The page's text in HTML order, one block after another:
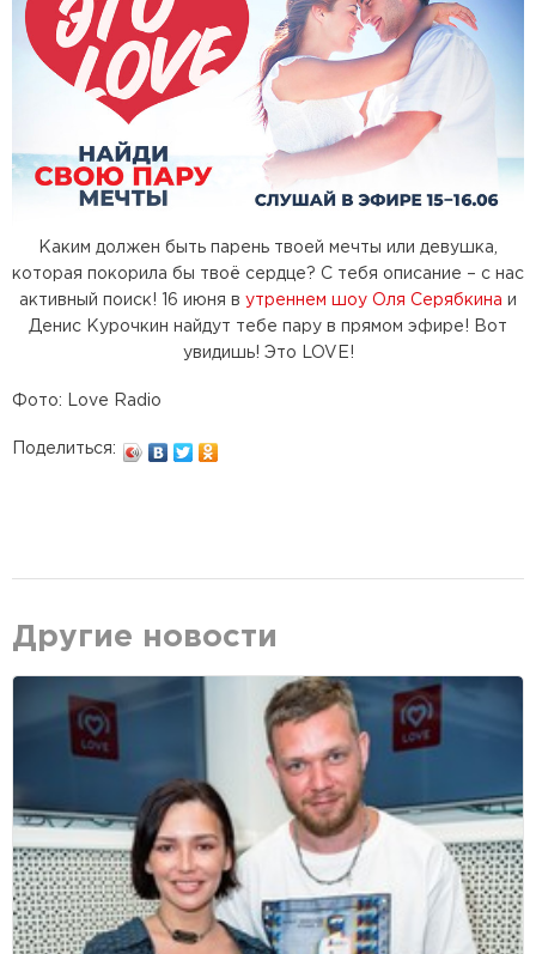
Каким должен быть парень твоей мечты или девушка,
которая покорила бы твоё сердце? С тебя описание – с нас
активный поиск! 16 июня в утреннем шоу Оля Серябкина и
Денис Курочкин найдут тебе пару в прямом эфире! Вот
увидишь! Это LOVE!
Фото: Love Radio
Поделиться:
Другие новости